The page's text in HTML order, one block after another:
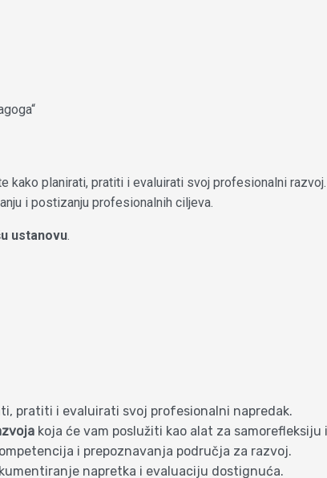
kako planirati, pratiti i evaluirati svoj profesionalni
i postizanju profesionalnih ciljeva.
ustanovu.
pratiti i evaluirati svoj profesionalni napredak.
koja će vam poslužiti kao alat za
i prepoznavanja područja za razvoj.
napretka i evaluaciju dostignuća.